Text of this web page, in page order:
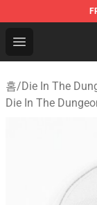
Open menu
Die In The
홈/Die In The
Die In The